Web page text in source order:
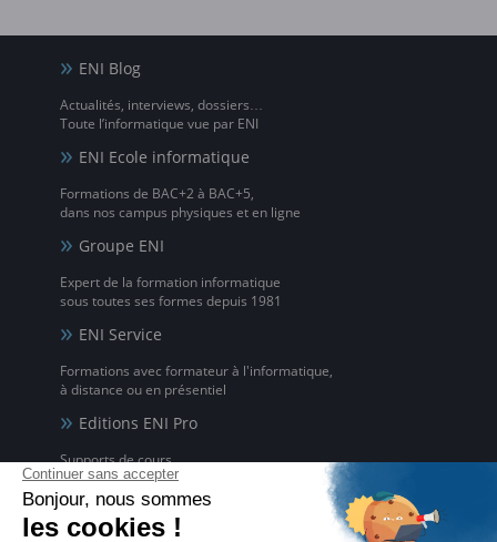
ENI Blog
Actualités, interviews, dossiers…
Toute l’informatique vue par ENI
ENI Ecole informatique
Formations de BAC+2 à BAC+5,
dans nos campus physiques et en ligne
Groupe ENI
Expert de la formation informatique
sous toutes ses formes depuis 1981
ENI Service
Formations avec formateur à l'informatique,
à distance ou en présentiel
Editions ENI Pro
Supports de cours
pour les organismes de formation
ENI elearning